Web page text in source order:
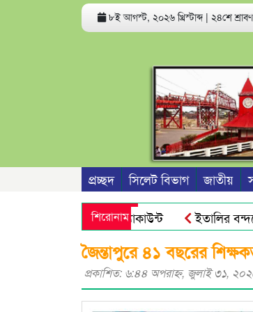
৮ই আগস্ট, ২০২৬ খ্রিস্টাব্দ | ২৪শে
প্রচ্ছদ সিলেট বিভাগ জাতীয়
শিরোনাম
ফোন ও ব্যাংক অ্যাকাউন্ট ইতালির বন্দরে
তেল,
জৈন্তাপুরে ৪১ বছরের
প্রকাশিত: ৬:৪৪ অপরাহ্ণ, জুলাই ৩১,